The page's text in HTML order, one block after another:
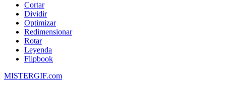
Cortar
Dividir
Optimizar
Redimensionar
Rotar
Leyenda
Flipbook
MISTERGIF.com